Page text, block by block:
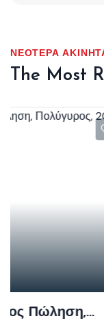
ΝΕΌΤΕΡΑ
The Most
Πωλείται